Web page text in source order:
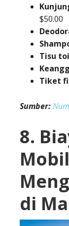
$50.00
Tisu
Tiket
Sumber:
8.
di